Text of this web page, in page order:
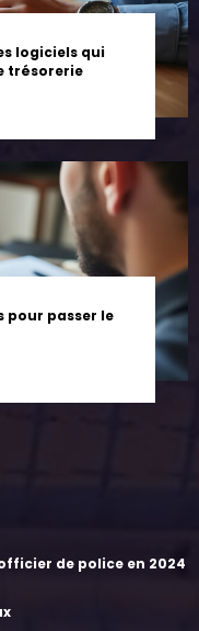
logiciels qui
trésorerie
pour passer le
de police en 2024